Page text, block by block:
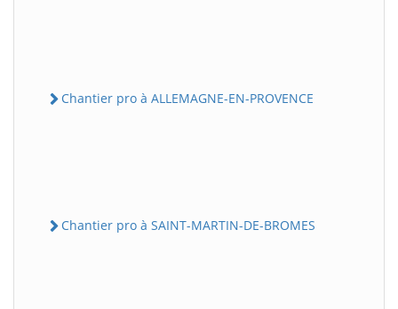
Chantier pro à ALLEMAGNE-EN-PROVENCE
Chantier pro à SAINT-MARTIN-DE-BROMES